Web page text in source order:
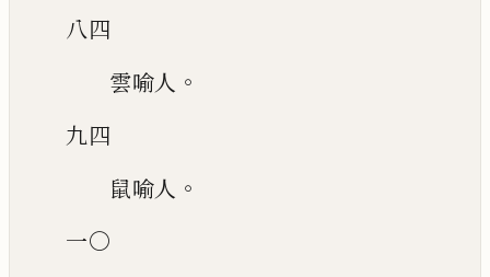
八四
雲喻人 。
九四
鼠喻人 。
一〇